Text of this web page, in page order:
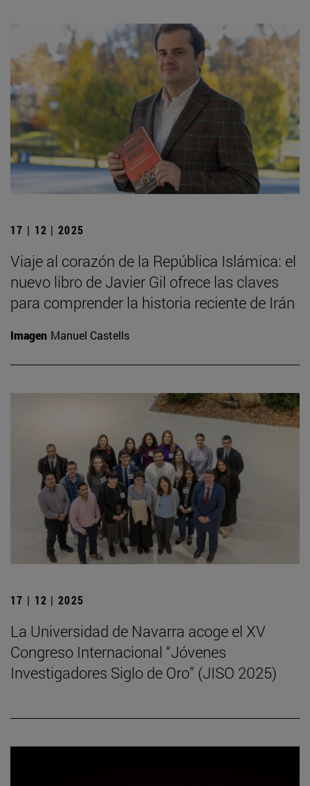
17 | 12 | 2025
Viaje al corazón de la República Islámica: el
nuevo libro de Javier Gil ofrece las claves
para comprender la historia reciente de Irán
Imagen Manuel Castells
17 | 12 | 2025
La Universidad de Navarra acoge el XV
Congreso Internacional “Jóvenes
Investigadores Siglo de Oro” (JISO 2025)